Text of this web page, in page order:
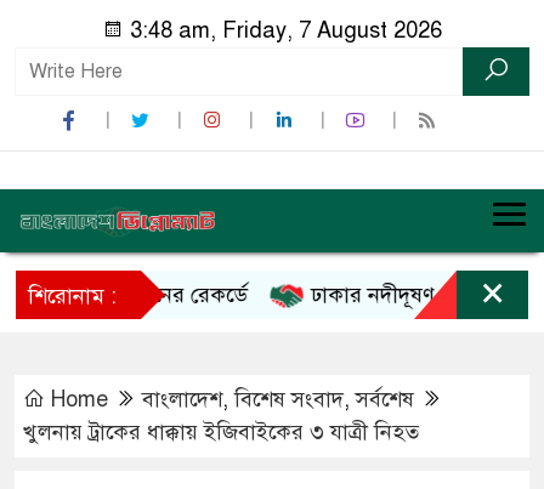
3:48 am, Friday, 7 August 2026
শিরোনাম :
ইমরান খানের রেকর্ডে ঢাকার নদীদূষণ রোধে ×
Home বাংলাদেশ,বিশেষ সংবাদ,সর্বশেষ
খুলনায় ট্রাকের ধাক্কায় ইজিবাইকের ৩ যাত্রী নিহত